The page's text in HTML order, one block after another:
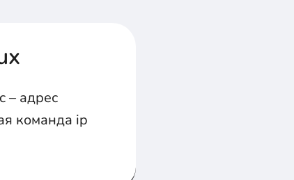
– адрес
команда ip